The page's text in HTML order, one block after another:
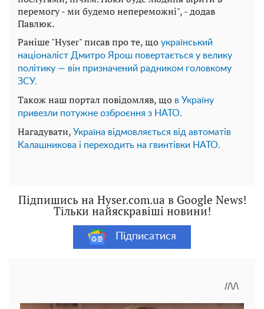
перемогу - ми будемо непереможні", - додав
Павлюк.
Раніше "Hyser" писав про те, що український
націоналіст Дмитро Ярош повертається у велику
політику — він призначений радником головкому
ЗСУ.
Також наш портал повідомляв, що в Україну
привезли потужне озброєння з НАТО.
Нагадувати, Україна відмовляється від автоматів
Калашникова і переходить на гвинтівки НАТО.
Підпишись на Hyser.com.ua в Google News!
Тільки найяскравіші новини!
Підписатися